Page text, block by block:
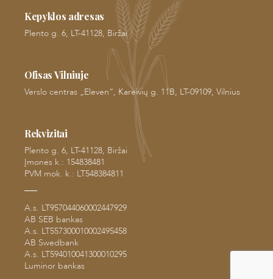
Kepyklos adresas
Plento g. 6, LT-41128, Biržai
Ofisas Vilniuje
Verslo centras „Eleven“, Kareivių g. 11B, LT-09109, Vilnius
Rekvizitai
Plento g. 6, LT-41128, Biržai
Įmonės k.: 154838481
PVM mok. k.: LT548384811
A.s. LT957044060002447929
AB SEB bankas
A.s. LT557300010002495458
AB Swedbank
A.s. LT594010041300010295
Luminor bankas